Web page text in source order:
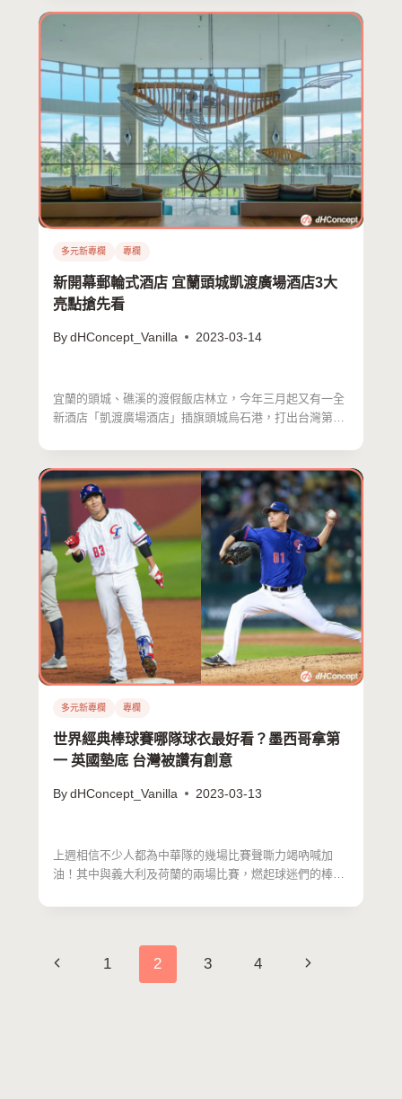
多元新專欄 專欄
新開幕郵輪式酒店 宜蘭頭城凱渡廣場酒店3大
亮點搶先看
By dHConcept_Vanilla 2023-03-14
宜蘭的頭城、礁溪的渡假飯店林立，今年三月起又有一全
新酒店「凱渡廣場酒店」插旗頭城烏石港，打出台灣第一
多元新專欄 專欄
世界經典棒球賽哪隊球衣最好看？墨西哥拿第
一 英國墊底 台灣被讚有創意
By dHConcept_Vanilla 2023-03-13
上週相信不少人都為中華隊的幾場比賽聲嘶力竭吶喊加
油！其中與義大利及荷蘭的兩場比賽，燃起球迷們的棒球
Page
Previous1 2 3 4
Next